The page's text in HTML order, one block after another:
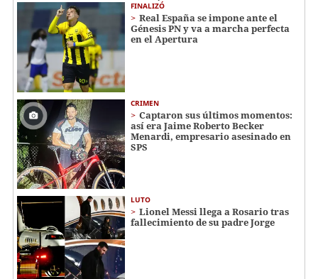
FINALIZÓ
Real España se impone ante el
Génesis PN y va a marcha perfecta
en el Apertura
CRIMEN
Captaron sus últimos momentos:
así era Jaime Roberto Becker
Menardi​​​, empresario asesinado en
SPS
LUTO
Lionel Messi llega a Rosario tras
fallecimiento de su padre Jorge